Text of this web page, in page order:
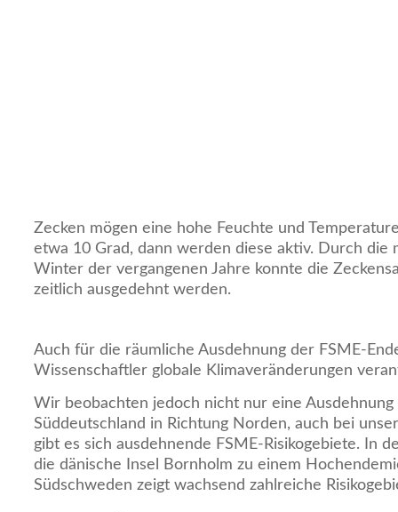
Zecken mögen eine hohe Feuchte und
etwa 10 Grad, dann werden diese aktiv. Durch die
Winter der vergangenen Jahre konnte die
zeitlich ausgedehnt werden.
Auch für die räumliche Ausdehnung der FSME-
Wissenschaftler globale Klimaveränderungen
Wir beobachten jedoch nicht nur eine Ausdehnung
Süddeutschland in Richtung Norden, auch bei
gibt es sich ausdehnende FSME-Risikogebiete. In
die dänische Insel Bornholm zu einem
Südschweden zeigt wachsend zahlreiche